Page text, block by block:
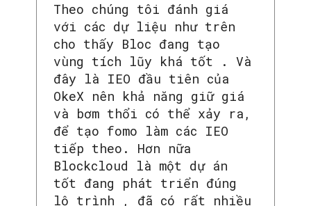
Theo chúng tôi đánh giá
với các dự liệu như trên
cho thấy Bloc đang tạo
vùng tích lũy khá tốt . Và
đây là IEO đầu tiên của
OkeX nên khả năng giữ giá
và bơm thổi có thể xảy ra,
để tạo fomo làm các IEO
tiếp theo. Hơn nữa
Blockcloud là một dự án
tốt đang phát triển đúng
lộ trình , đã có rất nhiều